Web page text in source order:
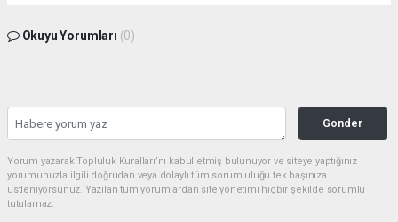
Okuyu Yorumları (0)
Gonder
Yorum yazarak Topluluk Kuralları’nı kabul etmiş bulunuyor ve siteye yaptığınız
yorumunuzla ilgili doğrudan veya dolaylı tüm sorumluluğu tek başınıza
üstleniyorsunuz. Yazılan tüm yorumlardan site yönetimi hiçbir şekilde sorumlu
tutulamaz.